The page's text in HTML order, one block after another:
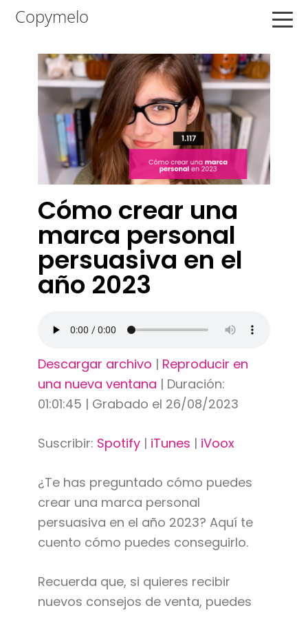
Saltar
navegación
principal
Saltar
contenido
principal
Saltar
Copymelo
Cómo crear una
marca personal
persuasiva en el
año 2023
Descargar archivo | Reproducir en
una nueva ventana | Duración:
01:01:45 | Grabado el 26/08/2023
Suscribir: Spotify| iTunes | iVoox
¿Te has preguntado cómo puedes
crear una marca personal
persuasiva en el año 2023? Aquí te
cuento cómo puedes conseguirlo.
Recuerda que, si quieres recibir
nuevos consejos de venta, puedes